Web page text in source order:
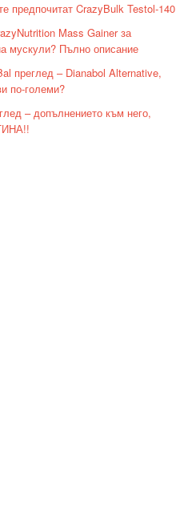
предпочитат CrazyBulk Testol-140
Mass Gainer за
мускули? Пълно описание
преглед – Dianabol Alternative,
по-големи?
– допълнението към него,